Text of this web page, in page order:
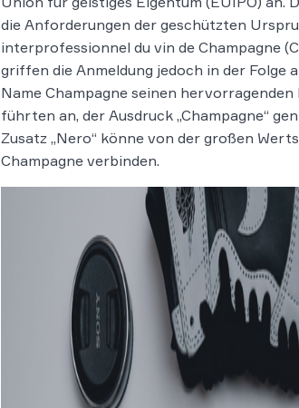
die Anforderungen der geschützten
interprofessionnel du vin de Champagne
griffen die Anmeldung jedoch in der Folge
Name Champagne seinen
führten an, der Ausdruck „Champagne“
Zusatz „Nero“ könne von der großen
Champagne verbinden.